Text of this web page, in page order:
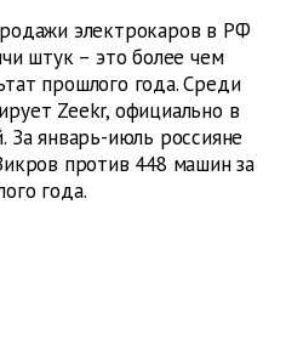
электрокаров в РФ
штук – это более чем
прошлого года. Среди
Zeekr, официально в
За январь-июль россияне
против 448 машин за
года.